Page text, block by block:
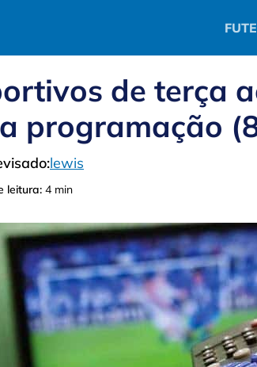
de terça
programação
lewis
leitura: 4 min